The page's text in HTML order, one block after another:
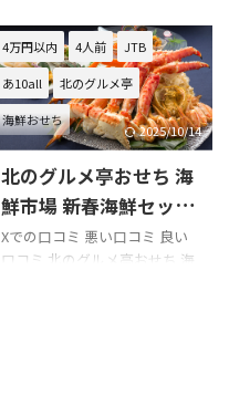
4万円以内 4人前 JTB
あ10all 北のグルメ亭
海鮮おせち
2025/10/14
北のグルメ亭おせち 海
鮮市場 新春海鮮セット
Bの口コミをまとめて
みました!!!
Xでの口コミ 悪い口コミ 良い
口コミ 北のグルメ亭おせち 海